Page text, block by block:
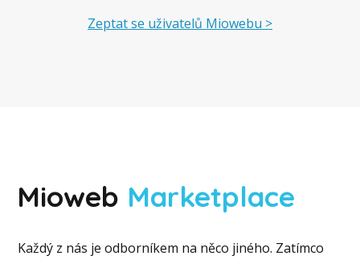
Zeptat se uživatelů Miowebu >
Mioweb Marketplace
Každý z nás je odborníkem na něco jiného. Zatímco